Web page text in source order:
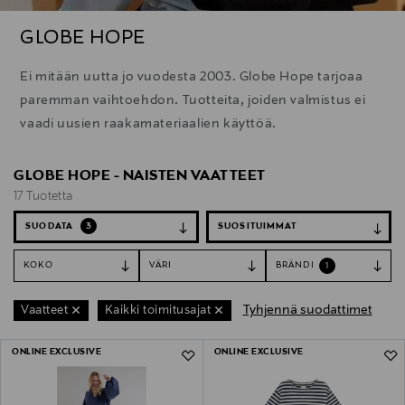
GLOBE HOPE
Ei mitään uutta jo vuodesta 2003. Globe Hope tarjoaa
paremman vaihtoehdon. Tuotteita, joiden valmistus ei
vaadi uusien raakamateriaalien käyttöä.
GLOBE HOPE - NAISTEN VAATTEET
17 Tuotetta
SUODATA 3
KOKO VÄRI BRÄNDI 1
Vaatteet Kaikki toimitusajat Tyhjennä suodattimet
17 Tuotetta
ONLINE EXCLUSIVE ONLINE EXCLUSIVE